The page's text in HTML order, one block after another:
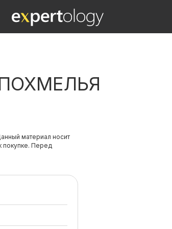
материал носит
покупке. Перед